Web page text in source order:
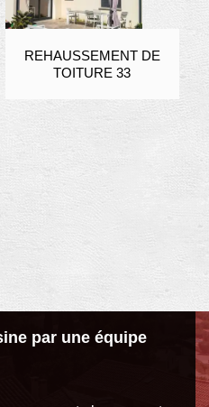
REHAUSSEMENT DE
TOITURE 33
par une équipe